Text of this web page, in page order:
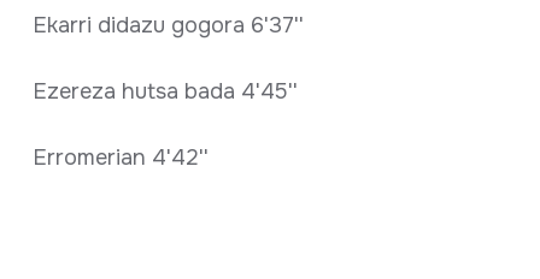
Ekarri didazu gogora 6'37''
Ezereza hutsa bada 4'45''
Erromerian 4'42''